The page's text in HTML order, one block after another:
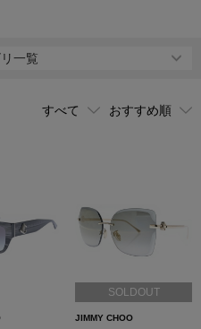
一覧
SOLDOUT
JIMMY CHOO